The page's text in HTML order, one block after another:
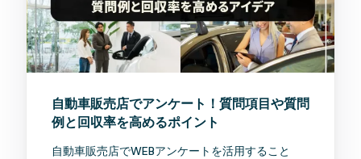
自動車販売店でアンケート！質問項目や質問
例と回収率を高めるポイント
自動車販売店でWEBアンケートを活用すること